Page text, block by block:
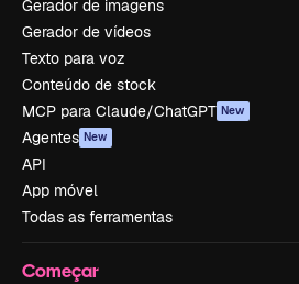
Gerador de imagens
Gerador de vídeos
Texto para voz
Conteúdo de stock
MCP para Claude/ChatGPT New
Agentes New
API
App móvel
Todas as ferramentas
Começar